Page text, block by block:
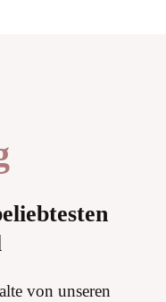
von unseren